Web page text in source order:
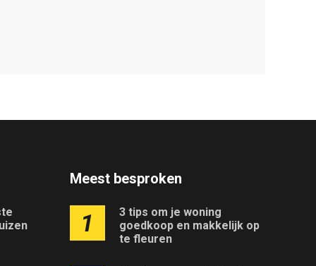
Meest besproken
1
3 tips om je woning
goedkoop en makkelijk op
te fleuren